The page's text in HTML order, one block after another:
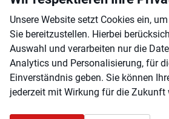
ISOFIX am Beifahrersitz
Kindersitzvorbereitung (ISOFIX)
Sportlenkrad
Schaltwippen am Lenkrad
EXTRAS:
Unsere Website setzt Cookies ein,
Sie bereitzustellen. Hierbei
Auswahl und verarbeiten nur die
Analytics und Personalisierung, für
Einverständnis geben. Sie können
jederzeit mit Wirkung für die Zukunft